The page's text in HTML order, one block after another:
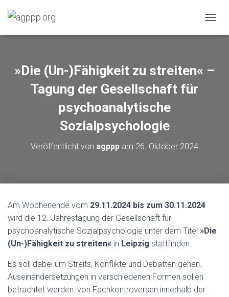
A
»Die (Un-)Fähigkeit zu streiten« –
Tagung der Gesellschaft für
psychoanalytische
Sozialpsychologie
Veröffentlicht von agppp am 26. Oktober 2024
Am Wochenende vom 29.11.2024 bis zum 30.11.2024
wird die 12. Jahrestagung der Gesellschaft für
psychoanalytische Sozialpsychologie unter dem Titel »Die
(Un-)Fähigkeit zu streiten« in Leipzig stattfinden.
Es soll dabei um Streits, Konflikte und Debatten gehen.
Auseinandersetzungen in verschiedenen Formen sollen
betrachtet werden: von Fachkontroversen innerhalb der